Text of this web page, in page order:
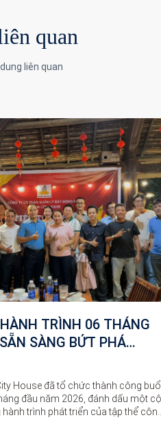
quan
liên quan
2026 – DIỆT SÂU BỌ,
🌿
khí Tết Đoan Ngọ (mùng 5 tháng 5
Saigon City House đã cùng nhau
và gửi gắm những lời chúc tốt đẹp